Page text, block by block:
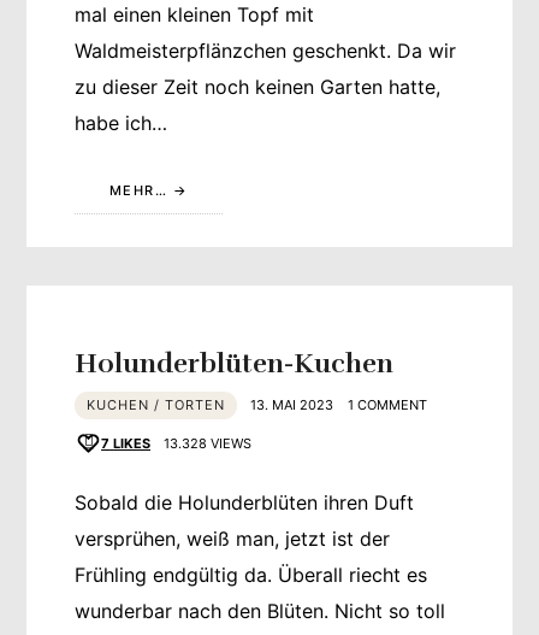
mal einen kleinen Topf mit
Waldmeisterpflänzchen geschenkt. Da wir
zu dieser Zeit noch keinen Garten hatte,
habe ich…
MEHR…
Holunderblüten-Kuchen
KUCHEN / TORTEN 13. MAI 2023 1 COMMENT
7 LIKES 13.328 VIEWS
Sobald die Holunderblüten ihren Duft
versprühen, weiß man, jetzt ist der
Frühling endgültig da. Überall riecht es
wunderbar nach den Blüten. Nicht so toll